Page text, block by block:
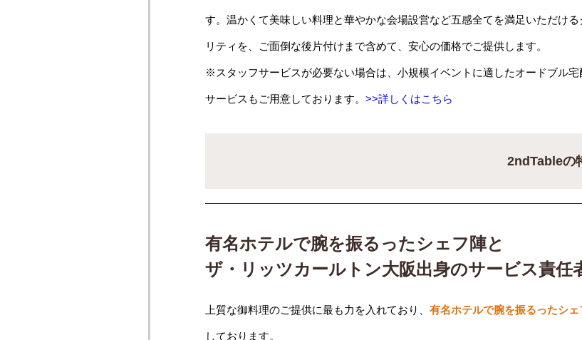
す。温かくて美味しい料理と華やかな会場設営など五感全てを満足いただける
リティを、ご面倒な後片付けまで含めて、安心の価格でご提供します。
※スタッフサービスが必要ない場合は、小規模イベントに適したオードブル宅
サービスもご用意しております。 >>詳しくはこちら
2ndTableの
有名ホテルで腕を振るったシェフ陣と
ザ・リッツカールトン大阪出身のサービス責
上質な御料理のご提供に最も力を入れており、 有名ホテルで腕を振るったシェ
しております。